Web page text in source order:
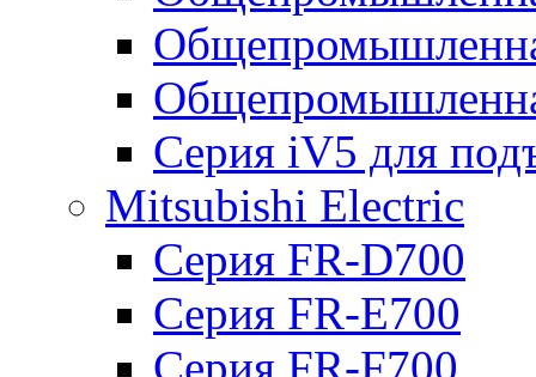
Серия iV5 для
Mitsubishi Electric
Серия FR-D700
Серия FR-E700
Серия FR-F700